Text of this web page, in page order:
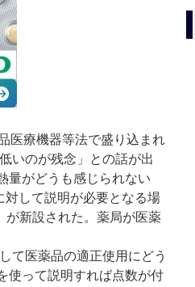
医療機器等法で盛り込まれ
いのが残念」との話が出
量がどうも感じられない
して説明が必要となる場
が新設された。薬局が医薬
て医薬品の適正使用にどう
使って説明すれば点数が付